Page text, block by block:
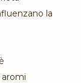
la